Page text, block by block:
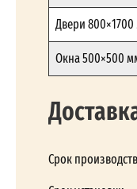
Двери
Окна 500×500
Срок